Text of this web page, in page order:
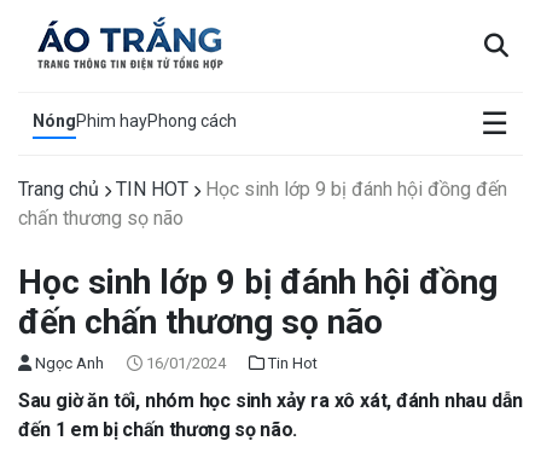
NóngPhim hayPhong cách ☰
×
Trang chủ TIN HOT
Học sinh lớp 9 bị đánh hội đồng đến
chấn thương sọ não
Học sinh lớp 9 bị đánh hội đồng
đến chấn thương sọ não
Ngọc Anh 16/01/2024 Tin Hot
Sau giờ ăn tối, nhóm học sinh xảy ra xô xát, đánh nhau dẫn
đến 1 em bị chấn thương sọ não.